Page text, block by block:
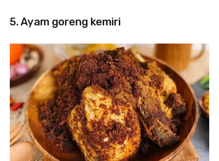
5. Ayam goreng kemiri